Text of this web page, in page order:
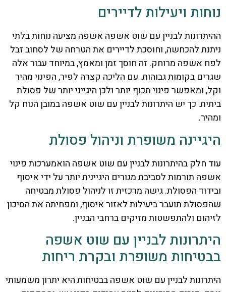
נוחות ויעילות לדיירים
ההיתרונות לבניין עם שוט אשפה אשפה מציעה נוחות בלתי
ניתנת להכחשה, וחוסכת לדיירים את הטרחה של לסחוב זבל
לפח אשפה מרוחק. זה חוסך זמן ומאמץ, במיוחד עבור אלה
שגרים בקומות גבוהות. עם הליכה קצרה לפיר, הפינוי מהיר
וקל, ומאפשר פינוי תכוף יותר ולכן היגייני יותר של פסולת
ביתית. כך יש היתרונות לבניין עם שוט אשפה במובן הנוח קל
ומהיר.
היגיינה משופרת וניהול פסולת
עוד חלק בהיתרונות לבניין עם שוט אשפה הואמערכות פינוי
אשפה תורמות לסביבת מגורים היגיינית יותר על ידי איסוף
ובידוד הפסולת. גישה מרכזית זו לניהול פסולת מבטיחה
שהפסולת תועבר ביעילות לאזור איסוף, ומפחיתה את הסיכון
לזיהום ולהתפשטות מזיקים ברחבי הבניין.
היתרונות לבניין עם שוט אשפה
בבטיחות משופרת ובקרת ריחות
היתרונות לבניין עם שוט אשפה בבטיחות היא יתרון משמעותי